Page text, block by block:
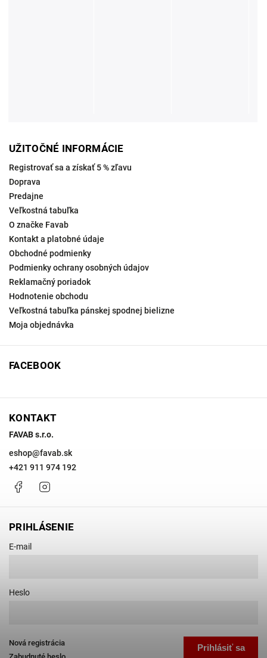
UŽITOČNÉ INFORMÁCIE
Registrovať sa a získať 5 % zľavu
Doprava
Predajne
Veľkostná tabuľka
O značke Favab
Kontakt a platobné údaje
Obchodné podmienky
Podmienky ochrany osobných údajov
Reklamačný poriadok
Hodnotenie obchodu
Veľkostná tabuľka pánskej spodnej bielizne
Moja objednávka
FACEBOOK
KONTAKT
FAVAB s.r.o.
eshop@favab.sk
+421 911 974 192
Facebook
PRIHLÁSENIE
E-mail
Heslo
Prihlásiť sa
Nová registrácia